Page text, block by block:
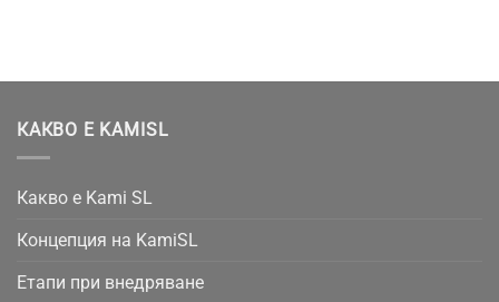
КАКВО Е KAMISL
Какво е Kami SL
Концепция на KamiSL
Етапи при внедряване